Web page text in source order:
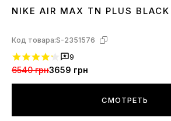
41
NIKE AIR MAX TN PLUS
Код товара:S-2351576
9
6540 грн3659 грн
СМОТРЕТЬ